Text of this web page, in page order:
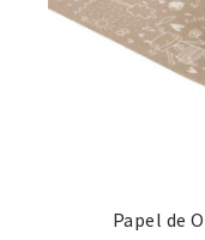
Papel de